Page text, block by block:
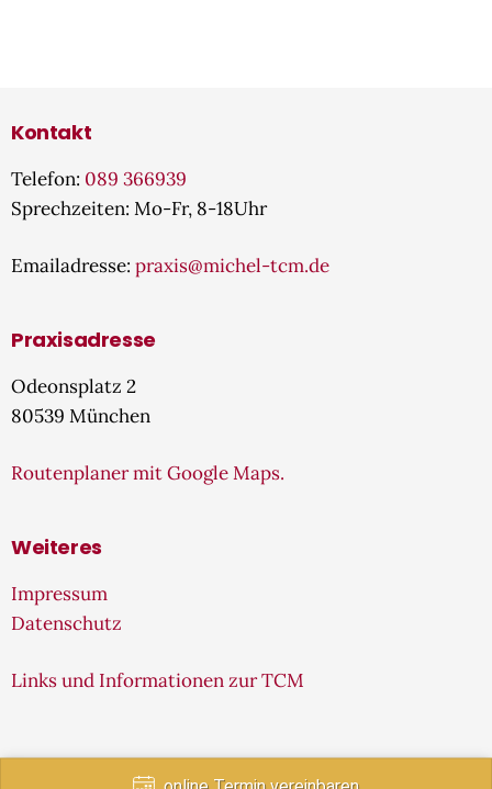
Kontakt
Telefon: 089 366939
Sprechzeiten: Mo-Fr, 8-18Uhr
Emailadresse: praxis@michel-tcm.de
Praxisadresse
Odeonsplatz 2
80539 München
Routenplaner mit Google Maps.
Weiteres
Impressum
Datenschutz
Links und Informationen zur TCM